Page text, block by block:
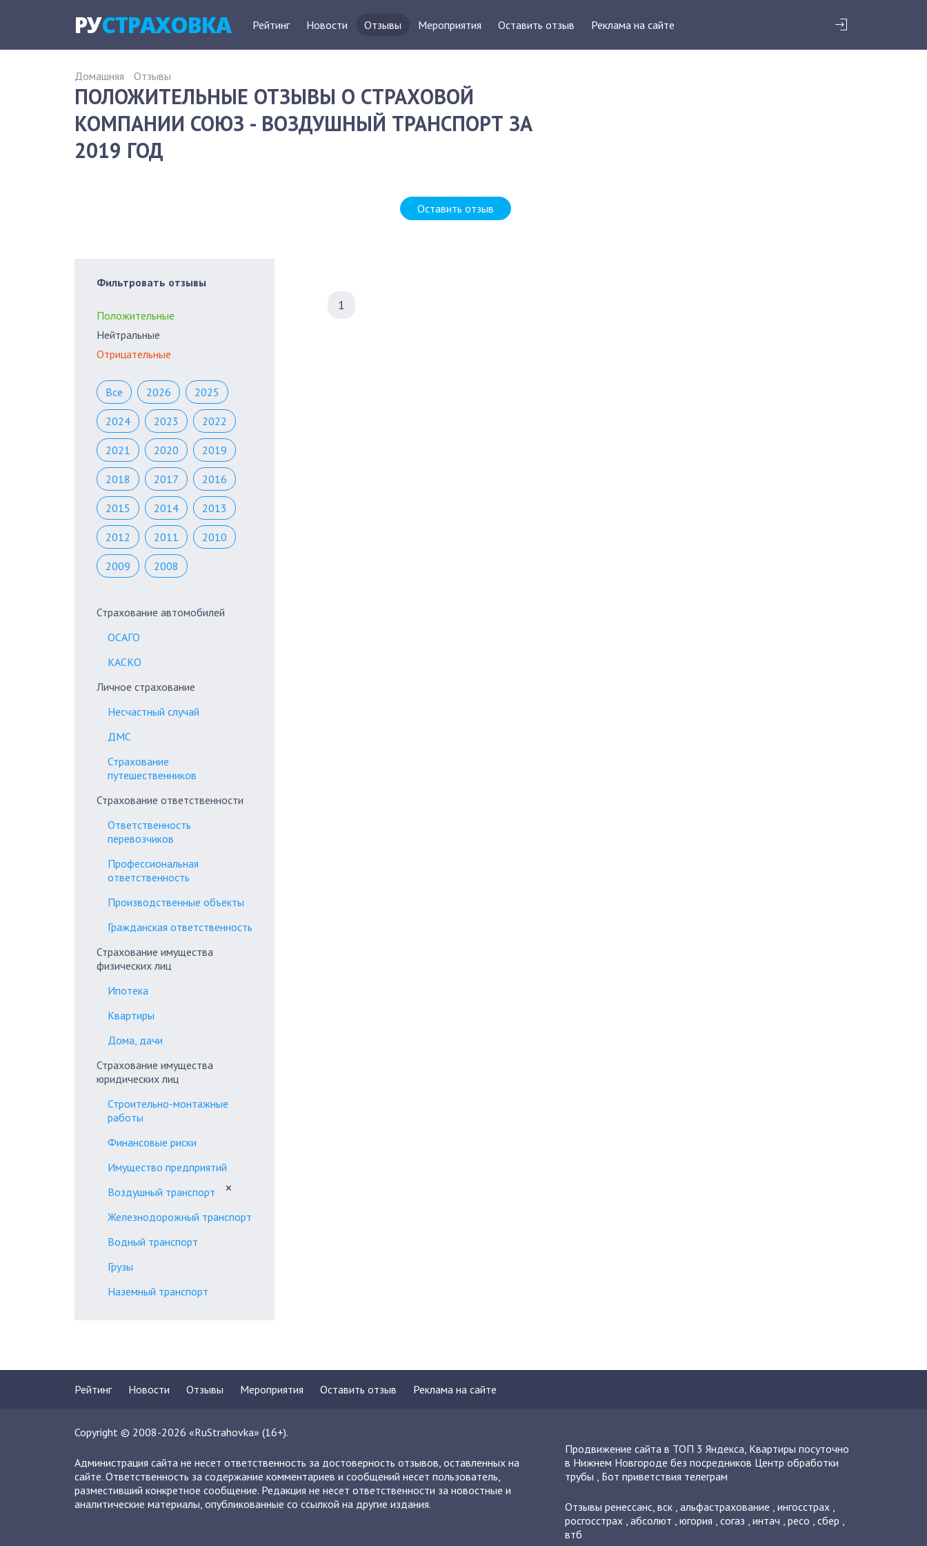
РУСТРАХОВКА Рейтинг Новости Отзывы Мероприятия Оставить отзыв Реклама на сайте
Домашняя Отзывы
ПОЛОЖИТЕЛЬНЫЕ ОТЗЫВЫ О СТРАХОВОЙ
КОМПАНИИ СОЮЗ - ВОЗДУШНЫЙ ТРАНСПОРТ ЗА
2019 ГОД
Оставить отзыв
1
Фильтровать отзывы
Положительные
Нейтральные
Отрицательные
Все 2026 2025
2024 2023 2022
2021 2020 2019
2018 2017 2016
2015 2014 2013
2012 2011 2010
2009 2008
Страхование автомобилей
ОСАГО
КАСКО
Личное страхование
Несчастный случай
ДМС
Страхование
путешественников
Страхование ответственности
Ответственность
перевозчиков
Профессиональная
ответственность
Производственные объекты
Гражданская ответственность
Страхование имущества
физических лиц
Ипотека
Квартиры
Дома, дачи
Страхование имущества
юридических лиц
Строительно-монтажные
работы
Финансовые риски
Имущество предприятий
Воздушный транспорт
✕
Железнодорожный транспорт
Водный транспорт
Грузы
Наземный транспорт
Рейтинг Новости Отзывы Мероприятия Оставить отзыв Реклама на сайте
Copyright © 2008-2026 «RuStrahovka» (16+).
Администрация сайта не несет ответственность за достоверность отзывов, оставленных на
сайте. Ответственность за содержание комментариев и сообщений несет пользователь,
разместивший конкретное сообщение. Редакция не несет ответственности за новостные и
аналитические материалы, опубликованные со ссылкой на другие издания.
Продвижение сайта в ТОП 3 Яндекса, Квартиры посуточно
в Нижнем Новгороде без посредников Центр обработки
трубы , Бот приветствия телеграм
Отзывы ренессанс, вск, альфастрахование , ингосстрах,
росгосстрах, абсолют , югория , согаз , интач , ресо , сбер ,
втб